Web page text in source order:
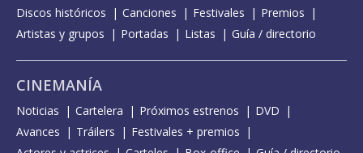
Discos históricos
Canciones Festivales
Premios
Artistas y grupos
Portadas Listas Guía / directorio
CINEMANÍA
Noticias Cartelera Próximos estrenos
DVD
Avances
Tráilers
Festivales + premios